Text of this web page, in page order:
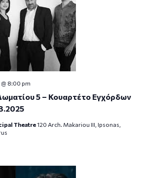
5 – Κουαρτέτο Εγχόρδων
8:00 pm
Theatre120 Arch. Makariou III, Ipsonas,